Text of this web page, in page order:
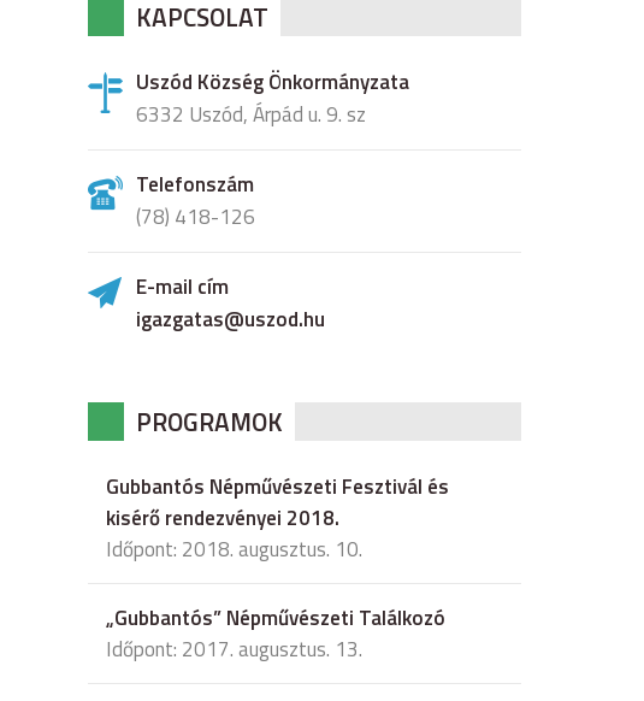
KAPCSOLAT
Uszód Község Önkormányzata
6332 Uszód, Árpád u. 9. sz
Telefonszám
(78) 418-126
E-mail cím
igazgatas@uszod.hu
PROGRAMOK
Gubbantós Népművészeti Fesztivál és
kisérő rendezvényei 2018.
Időpont: 2018. augusztus. 10.
„Gubbantós” Népművészeti Találkozó
Időpont: 2017. augusztus. 13.